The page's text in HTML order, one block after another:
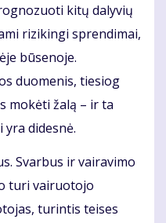
kitų dalyvių
rizikingi sprendimai,
būsenoje.
duomenis, tiesiog
mokėti žalą – ir ta
didesnė.
Svarbus ir vairavimo
turi vairuotojo
turintis teises